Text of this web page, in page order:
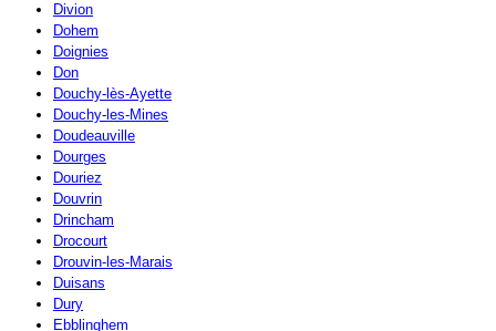
Divion
Dohem
Doignies
Don
Douchy-lès-Ayette
Douchy-les-Mines
Doudeauville
Dourges
Douriez
Douvrin
Drincham
Drocourt
Drouvin-les-Marais
Duisans
Dury
Ebblinghem